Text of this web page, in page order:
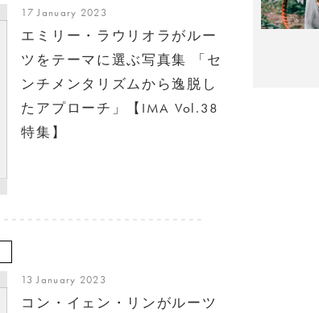
17 January 2023
エミリー・ラウリオラがルー
ツをテーマに選ぶ写真集 「セ
ンチメンタリズムから逸脱し
たアプローチ」【IMA Vol.38
特集】
13 January 2023
コン・イェン・リンがルーツ